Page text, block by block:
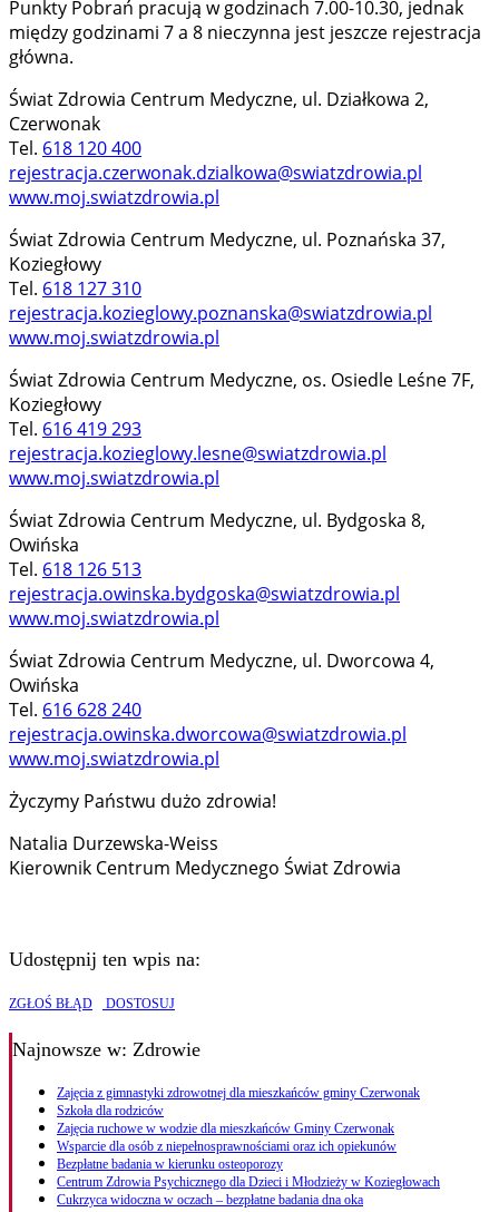
Punkty Pobrań pracują w godzinach 7.00-10.30, jednak
między godzinami 7 a 8 nieczynna jest jeszcze rejestracja
główna.
Świat Zdrowia Centrum Medyczne, ul. Działkowa 2,
Czerwonak
Tel. 618 120 400
rejestracja.czerwonak.dzialkowa@swiatzdrowia.pl
www.moj.swiatzdrowia.pl
Świat Zdrowia Centrum Medyczne, ul. Poznańska 37,
Koziegłowy
Tel. 618 127 310
rejestracja.kozieglowy.poznanska@swiatzdrowia.pl
www.moj.swiatzdrowia.pl
Świat Zdrowia Centrum Medyczne, os. Osiedle Leśne 7F,
Koziegłowy
Tel. 616 419 293
rejestracja.kozieglowy.lesne@swiatzdrowia.pl
www.moj.swiatzdrowia.pl
Świat Zdrowia Centrum Medyczne, ul. Bydgoska 8,
Owińska
Tel. 618 126 513
rejestracja.owinska.bydgoska@swiatzdrowia.pl
www.moj.swiatzdrowia.pl
Świat Zdrowia Centrum Medyczne, ul. Dworcowa 4,
Owińska
Tel. 616 628 240
rejestracja.owinska.dworcowa@swiatzdrowia.pl
www.moj.swiatzdrowia.pl
Życzymy Państwu dużo zdrowia!
Natalia Durzewska-Weiss
Kierownik Centrum Medycznego Świat Zdrowia
Udostępnij ten wpis na:
ZGŁOŚ BŁĄD DOSTOSUJ
Najnowsze w: Zdrowie
Zajęcia z gimnastyki zdrowotnej dla mieszkańców gminy Czerwonak
Szkoła dla rodziców
Zajęcia ruchowe w wodzie dla mieszkańców Gminy Czerwonak
Wsparcie dla osób z niepełnosprawnościami oraz ich opiekunów
Bezpłatne badania w kierunku osteoporozy
Centrum Zdrowia Psychicznego dla Dzieci i Młodzieży w Koziegłowach
Cukrzyca widoczna w oczach – bezpłatne badania dna oka